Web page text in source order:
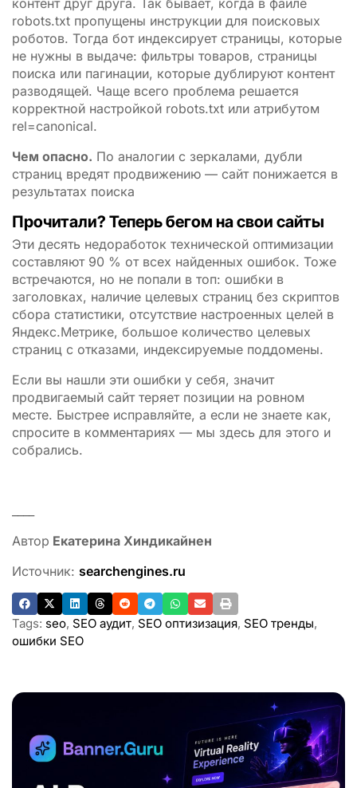
контент друг друга. Так бывает, когда в файле
robots.txt пропущены инструкции для поисковых
роботов. Тогда бот индексирует страницы, которые
не нужны в выдаче: фильтры товаров, страницы
поиска или пагинации, которые дублируют контент
разводящей. Чаще всего проблема решается
корректной настройкой robots.txt или атрибутом
rel=canonical.
Чем опасно. По аналогии с зеркалами, дубли
страниц вредят продвижению — сайт понижается в
результатах поиска
Прочитали? Теперь бегом на свои сайты
Эти десять недоработок технической оптимизации
составляют 90 % от всех найденных ошибок. Тоже
встречаются, но не попали в топ: ошибки в
заголовках, наличие целевых страниц без скриптов
сбора статистики, отсутствие настроенных целей в
Яндекс.Метрике, большое количество целевых
страниц с отказами, индексируемые поддомены.
Если вы нашли эти ошибки у себя, значит
продвигаемый сайт теряет позиции на ровном
месте. Быстрее исправляйте, а если не знаете как,
спросите в комментариях — мы здесь для этого и
собрались.
Автор Екатерина Хиндикайнен
Источник: searchengines.ru
Tags: seo, SEO аудит, SEO оптизизация, SEO тренды,
ошибки SEO